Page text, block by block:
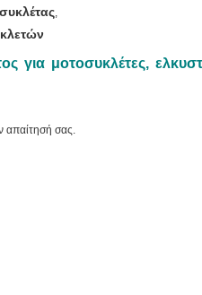
,
για μοτοσυκλέτες,
απαίτησή σας.